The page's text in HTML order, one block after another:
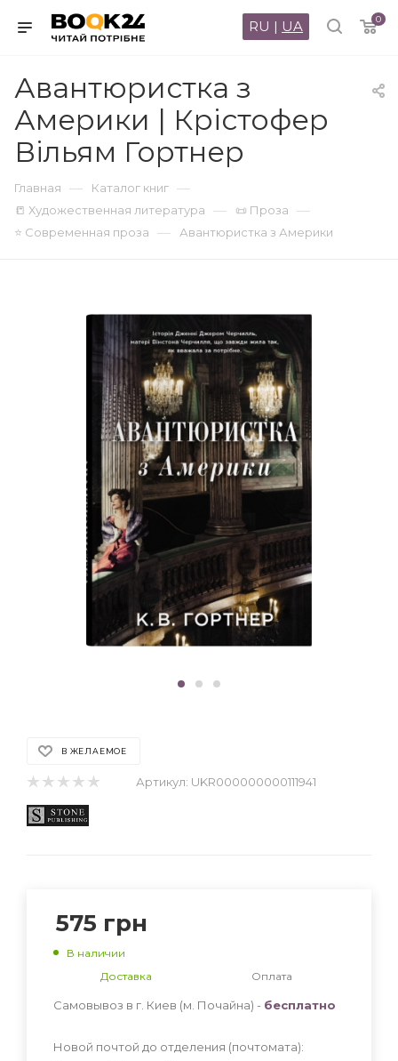
0
RU | UA
Авантюристка з
Америки | Крістофер
Вільям Гортнер
Главная — Каталог книг —
📒 Художественная литература — 📜 Проза —
⭐ Современная проза — Авантюристка з Америки
В ЖЕЛАЕМОЕ
Артикул: UKR000000000111941
575 грн
В наличии
Доставка
Оплата
Самовывоз в г. Киев (м. Почайна) - бесплатно
Новой почтой до отделения (почтомата):